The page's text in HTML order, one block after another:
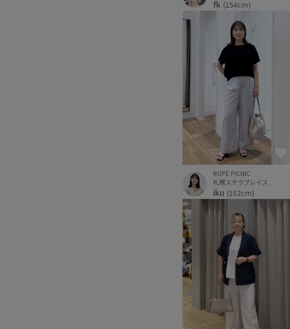
fk (154cm)
ROPÉ PICNIC
札幌ステラプレイス
iku (162cm)